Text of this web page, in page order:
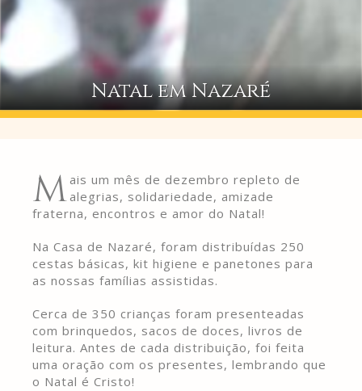
Natal em Nazaré
M ais um mês de dezembro repleto de
alegrias, solidariedade, amizade
fraterna, encontros e amor do Natal!
Na Casa de Nazaré, foram distribuídas 250
cestas básicas, kit higiene e panetones para
as nossas famílias assistidas.
Cerca de 350 crianças foram presenteadas
com brinquedos, sacos de doces, livros de
leitura. Antes de cada distribuição, foi feita
uma oração com os presentes, lembrando que
o Natal é Cristo!